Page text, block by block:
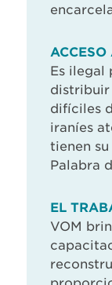
Es ilegal
distribuir
difíciles
iraníes
tienen
Palabra
EL
VOM